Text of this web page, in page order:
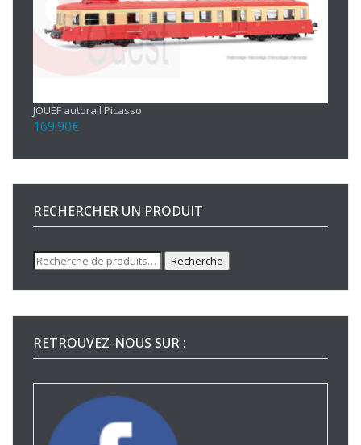
JOUEF autorail Picasso
169.90€
RECHERCHER UN PRODUIT
Recherche
pour :
Recherche
RETROUVEZ-NOUS SUR :